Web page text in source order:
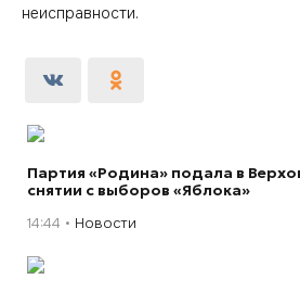
неисправности.
Партия «Родина» подала в
снятии с выборов «Яблока»
14:44 Новости